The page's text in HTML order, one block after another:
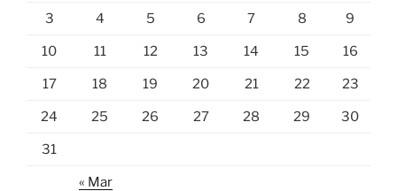
3 4 5 6 7 8 9
10 11 12 13 14 15 16
17 18 19 20 21 22 23
24 25 26 27 28 29 30
31
« Mar